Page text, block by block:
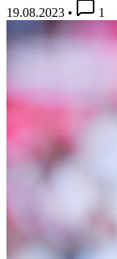
19.08.2023 • 1